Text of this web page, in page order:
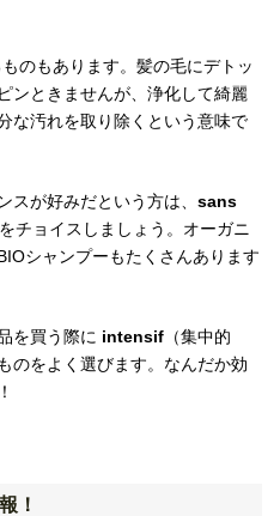
のもあります。髪の毛にデトッ
ンときませんが、浄化して綺麗
な汚れを取り除くという意味で
スが好みだという方は、 sans
チョイスしましょう。オーガニ
シャンプーもたくさんあります
を買う際に intensif （集中的
のをよく選びます。なんだか効
！